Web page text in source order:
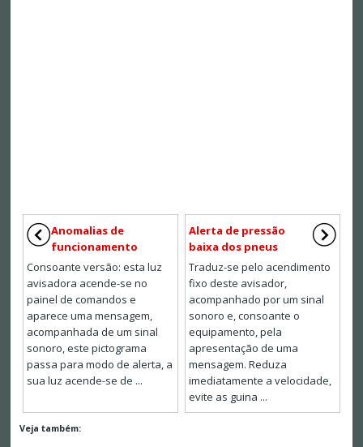
Anomalias de
funcionamento
Consoante versão: esta luz
avisadora acende-se no
painel de comandos e
aparece uma mensagem,
acompanhada de um sinal
sonoro, este pictograma
passa para modo de alerta, a
sua luz acende-se de ...
Alerta de pressão
baixa dos pneus
Traduz-se pelo acendimento
fixo deste avisador,
acompanhado por um sinal
sonoro e, consoante o
equipamento, pela
apresentação de uma
mensagem. Reduza
imediatamente a velocidade,
evite as guina ...
Veja também: